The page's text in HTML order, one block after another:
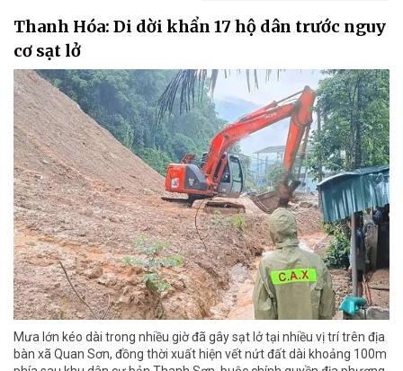
Thanh Hóa: Di dời khẩn 17 hộ dân trước nguy
cơ sạt lở
Mưa lớn kéo dài trong nhiều giờ đã gây sạt lở tại nhiều vị trí trên địa
bàn xã Quan Sơn, đồng thời xuất hiện vết nứt đất dài khoảng 100m